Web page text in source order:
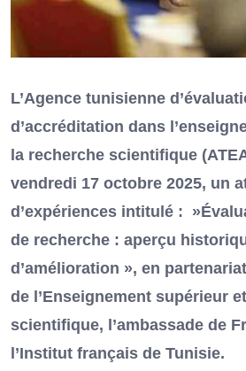
L’Agence tunisienne
d’accréditation dans
la recherche scientifique
vendredi 17 octobre 2025, un
d’expériences intitulé :
de recherche : aperçu
d’amélioration », en
de l’Enseignement supérieur
scientifique, l’ambassade de
l’Institut français de Tunisie.